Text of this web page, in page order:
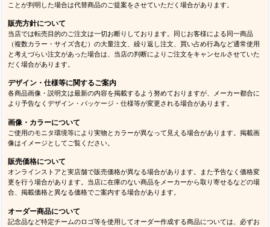
ことが判明した場合は代替商品のご提案をさせていただく場合があります。
販売方針について
当店では転売目的のご注文は一切お断りしております。同じお客様による同一商品
（複数カラー・サイズ含む）の大量注文、繰り返し注文、買い占め行為など通常使用
と考えづらい注文があった場合は、当店の判断によりご注文をキャンセルさせていた
だく場合があります。
デザイン・仕様等に関するご案内
各商品画像・説明文は最新の内容を掲載するよう努めておりますが、メーカー都合に
より予告なくデザイン・パッケージ・仕様等が変更される場合があります。
画像・カラーについて
ご使用のモニタ環境等により実物とカラーが異なって見える場合があります。掲載画
像はイメージとしてご覧ください。
販売価格について
オンラインストアと実店舗で販売価格が異なる場合があります。また予告なく価格変
更を行う場合があります。当店に在庫のない商品をメーカーから取り寄せるなどの場
合、掲載価格と異なる価格でご案内する場合があります。
オーダー商品について
記念品など特定チームのロゴ等を使用してオーダー作成する商品については、必ずお